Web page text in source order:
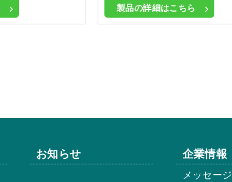
製品の詳細はこちら
お知らせ 企業情報
メッセージ